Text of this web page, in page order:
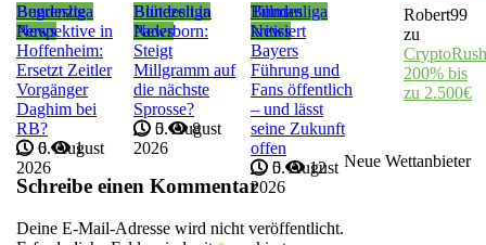
Bundesliga
News
Begrenzte
Perspektive in
Hoffenheim:
Ersetzt Zeitler
Vorgänger
Daghim bei
RB?
6. August
2026
0 1
Bundesliga
News
Blütezeit in
Paderborn:
Steigt
Millgramm auf
die nächste
Sprosse?
5. August
2026
0 8
Bundesliga
News
Tillman
kritisiert
Bayers
Führung und
Fans öffentlich
– und lässt
seine Zukunft
offen
5. August
2026
0 12
Schreibe einen Kommentar
Deine E-Mail-Adresse wird nicht veröffentlicht.
Robert99
zu
200% bis
zu 2.500€
Neue Wettanbieter